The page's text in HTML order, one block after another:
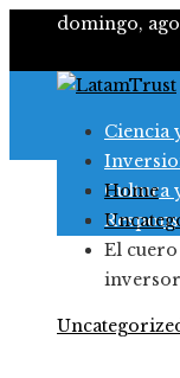
domingo,
Ciencia
Cultura
Home
El